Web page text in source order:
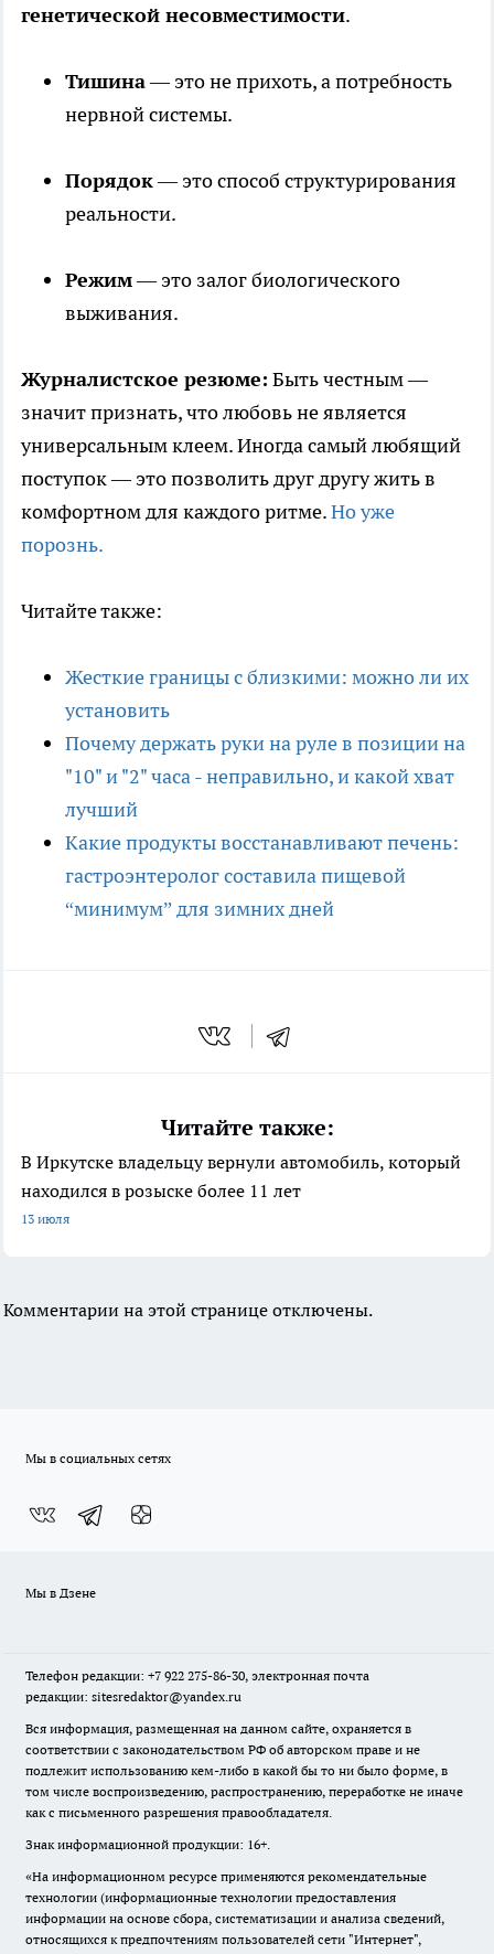
генетической несовместимости.
Тишина— это не прихоть, а потребность
нервной системы.
Порядок— это способ структурирования
реальности.
Режим— это залог биологического
выживания.
Журналистское резюме: Быть честным —
значит признать, что любовь не является
универсальным клеем. Иногда самый любящий
поступок — это позволить друг другу жить в
комфортном для каждого ритме.Но уже
порознь.
Читайте также:
Жесткие границы с близкими: можно ли их
установить
Почему держать руки на руле в позиции на
"10" и "2" часа - неправильно, и какой хват
лучший
Какие продукты восстанавливают печень:
гастроэнтеролог составила пищевой
“минимум” для зимних дней
Читайте также:
В Иркутске владельцу вернули автомобиль, который
находился в розыске более 11 лет
13 июля
Комментарии на этой странице отключены.
Мы в социальных сетях
Мы в Дзене
Телефон редакции: +7 922 275-86-30, электронная почта
редакции: sitesredaktor@yandex.ru
Вся информация, размещенная на данном сайте, охраняется в
соответствии с законодательством РФ об авторском праве и не
подлежит использованию кем-либо в какой бы то ни было форме, в
том числе воспроизведению, распространению, переработке не иначе
как с письменного разрешения правообладателя.
Знак информационной продукции: 16+.
«На информационном ресурсе применяются рекомендательные
технологии (информационные технологии предоставления
информации на основе сбора, систематизации и анализа сведений,
относящихся к предпочтениям пользователей сети "Интернет",